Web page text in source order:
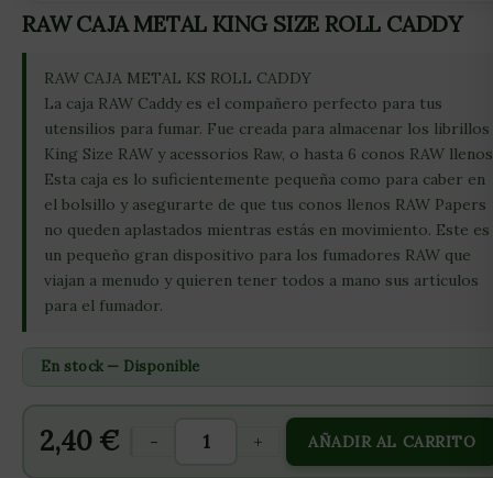
RAW CAJA METAL KING SIZE ROLL CADDY
RAW CAJA METAL KS ROLL CADDY
La caja RAW Caddy es el compañero perfecto para tus
utensilios para fumar. Fue creada para almacenar los librillos
King Size RAW y acessorios Raw, o hasta 6 conos RAW
Esta caja es lo suficientemente pequeña como para caber en
el bolsillo y asegurarte de que tus conos llenos RAW Papers
no queden aplastados mientras estás en movimiento. Este es
un pequeño gran dispositivo para los fumadores RAW que
viajan a menudo y quieren tener todos a mano sus artículos
para el fumador.
En stock — Disponible
2,40 € - + AÑADIR AL CARRITO